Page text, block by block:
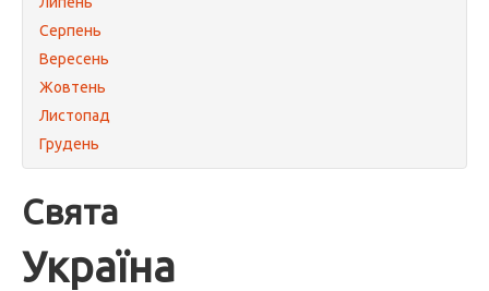
Серпень
Вересень
Жовтень
Листопад
Грудень
Свята
Україна